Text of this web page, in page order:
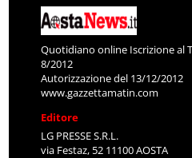
Quotidiano online Iscrizione al
8/2012
Autorizzazione del 13/12/2012
www.gazzettamatin.com
Editore
LG PRESSE S.R.L.
via Festaz, 52 11100 AOSTA